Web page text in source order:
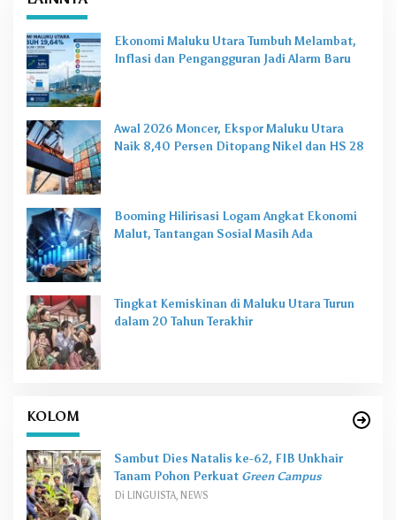
Ekonomi Maluku Utara Tumbuh Melambat,
Inflasi dan Pengangguran Jadi Alarm Baru
Awal 2026 Moncer, Ekspor Maluku Utara
Naik 8,40 Persen Ditopang Nikel dan HS 28
Booming Hilirisasi Logam Angkat Ekonomi
Malut, Tantangan Sosial Masih Ada
Tingkat Kemiskinan di Maluku Utara Turun
dalam 20 Tahun Terakhir
KOLOM
Sambut Dies Natalis ke-62, FIB Unkhair
Tanam Pohon Perkuat Green Campus
Di LINGUISTA, NEWS